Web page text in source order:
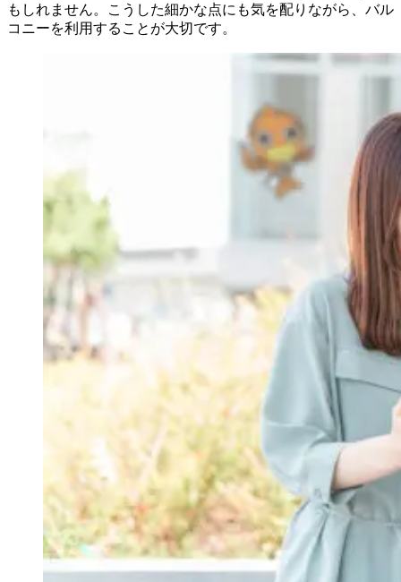
もしれません。こうした細かな点にも気を配りながら、バル
コニーを利用することが大切です。